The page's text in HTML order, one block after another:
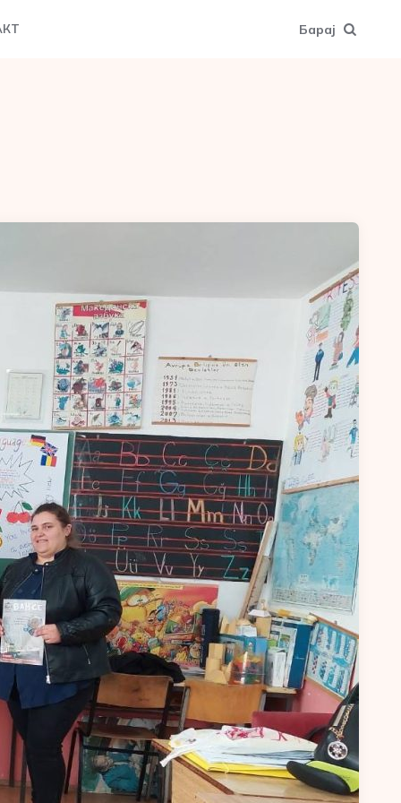
Барај